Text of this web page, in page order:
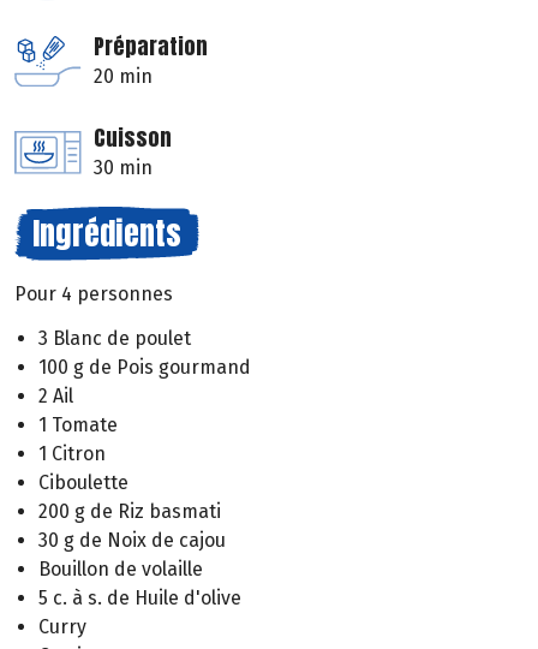
Préparation
20 min
Cuisson
30 min
Ingrédients
Pour 4 personnes
3 Blanc de poulet
100 g de Pois gourmand
2 Ail
1 Tomate
1 Citron
Ciboulette
200 g de Riz basmati
30 g de Noix de cajou
Bouillon de volaille
5 c. à s. de Huile d'olive
Curry